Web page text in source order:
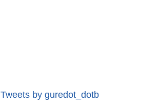
Tweets by guredot_dotb